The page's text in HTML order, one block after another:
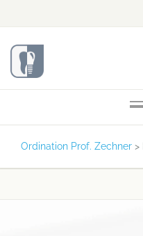
Ordination Prof. Zechner >